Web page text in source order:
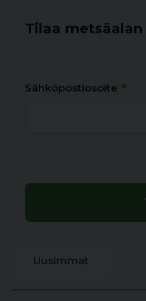
Tilaa
Sähköpostiosoite *
Uusimmat